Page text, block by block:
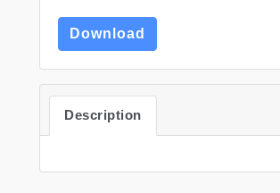
Download
Description